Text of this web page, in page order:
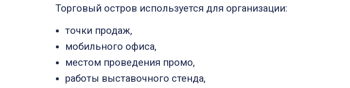
Торговый остров используется для организации:
точки продаж,
мобильного офиса,
местом проведения промо,
работы выставочного стенда,